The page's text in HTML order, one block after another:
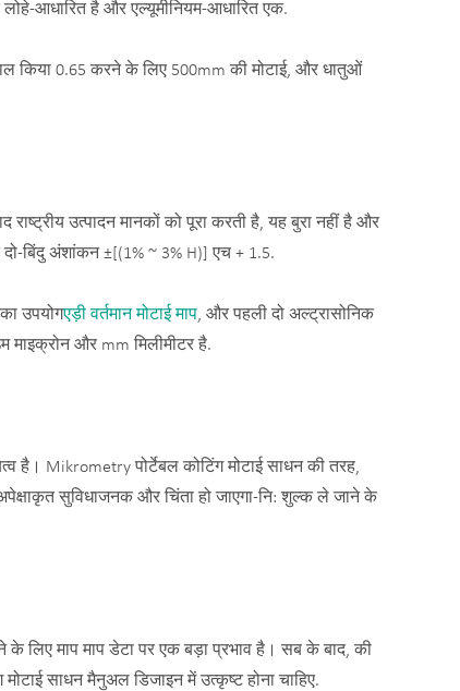
आधारित है और एल्यूमीनियम-आधारित एक.
किया 0.65 करने के लिए 500mm की मोटाई, और धातुओं
उत्पादन मानकों को पूरा करती है, यह बुरा नहीं है और
बिंदु अंशांकन ±[(1% ~ 3% H)] एच + 1.5.
उपयोगएड़ी वर्तमान मोटाई माप, और पहली दो अल्ट्रासोनिक
माइक्रोन और mm मिलीमीटर है.
है। Mikrometry पोर्टेबल कोटिंग मोटाई साधन की तरह,
सुविधाजनक और चिंता हो जाएगा-नि: शुल्क ले जाने के
के लिए माप माप डेटा पर एक बड़ा प्रभाव है। सब के बाद, की
साधन मैनुअल डिजाइन में उत्कृष्ट होना चाहिए.